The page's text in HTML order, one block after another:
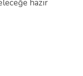
hazır